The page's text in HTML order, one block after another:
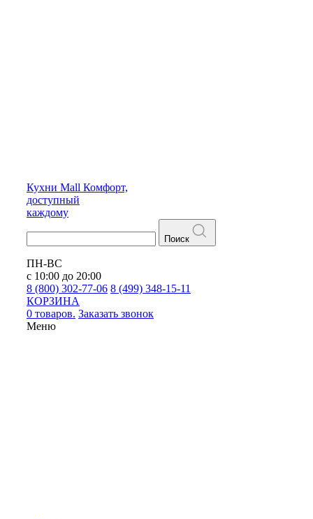
Кухни Mall Комфорт,
доступный
каждому
Поиск
ПН-ВС
с 10:00 до 20:00
8 (800) 302-77-06 8 (499) 348-15-11
КОРЗИНА
0 товаров. Заказать звонок
Меню